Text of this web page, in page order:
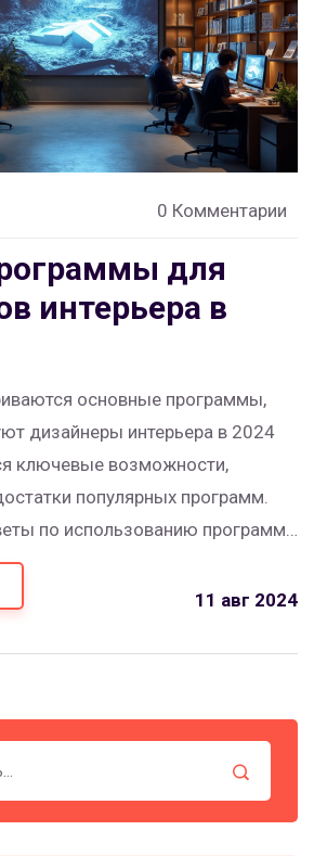
0 Комментарии
для
интерьера в
основные программы,
дизайнеры интерьера в 2024
ключевые возможности,
популярных программ.
по использованию программ
пространственных
найдут полезную информацию
11 авг 2024